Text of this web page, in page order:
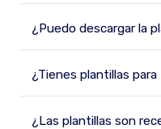
¿Puedo descargar la
¿Tienes plantillas
¿Las plantillas son